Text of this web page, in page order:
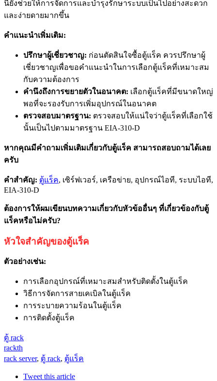
นี้ยังช่วยให้การจัดการและบำรุงรักษาระบบเป็นไปอย่างสะดวก
และง่ายดายมากขึ้น
คำแนะนำเพิ่มเติม:
ปรึกษาผู้เชี่ยวชาญ: ก่อนตัดสินใจซื้อตู้แร็ค ควรปรึกษาผู้
เชี่ยวชาญเพื่อขอคำแนะนำในการเลือกตู้แร็คที่เหมาะสม
กับความต้องการ
คำนึงถึงการขยายตัวในอนาคต: เลือกตู้แร็คที่มีขนาดใหญ่
พอที่จะรองรับการเพิ่มอุปกรณ์ในอนาคต
ตรวจสอบมาตรฐาน: ตรวจสอบให้แน่ใจว่าตู้แร็คที่เลือกใช้
นั้นเป็นไปตามมาตรฐาน EIA-310-D
หากคุณมีคำถามเพิ่มเติมเกี่ยวกับตู้แร็ค สามารถสอบถามได้เลย
ครับ
คำสำคัญ: ตู้แร็ค, เซิร์ฟเวอร์, เครือข่าย, อุปกรณ์ไอที, ระบบไอที,
EIA-310-D
ต้องการให้ผมเขียนบทความเกี่ยวกับหัวข้ออื่นๆ ที่เกี่ยวข้องกับตู้
แร็คหรือไม่ครับ?
หัวใจสำคัญของตู้แร็ค
ตัวอย่างเช่น:
การเลือกอุปกรณ์ที่เหมาะสมสำหรับติดตั้งในตู้แร็ค
วิธีการจัดการสายเคเบิลในตู้แร็ค
การระบายความร้อนในตู้แร็ค
การติดตั้งตู้แร็ค
ตู้ rack
rackth
rack server, ตู้ rack, ตู้แร็ค
Tweet this article